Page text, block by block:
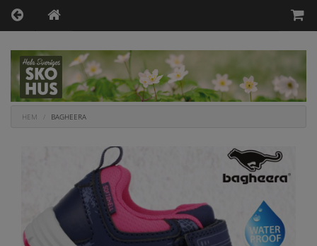
HEM BAGHEERA